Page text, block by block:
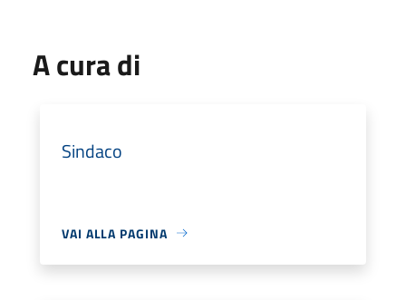
A cura di
Sindaco
VAI ALLA PAGINA